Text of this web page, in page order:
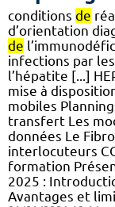
conditions de
d’orientation
de
infections par
l’hépatite [...]
mise à
mobiles
transfert Les
données Le
interlocuteurs
formation
2025 :
Avantages et